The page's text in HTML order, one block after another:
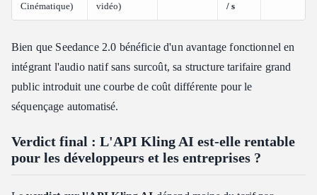
Cinématique)
vidéo)
/ s
Bien que Seedance 2.0 bénéficie d'un avantage fonctionnel en
intégrant l'audio natif sans surcoût, sa structure tarifaire grand
public introduit une courbe de coût différente pour le
séquençage automatisé.
Verdict final : L'API Kling AI est-elle rentable
pour les développeurs et les entreprises ?